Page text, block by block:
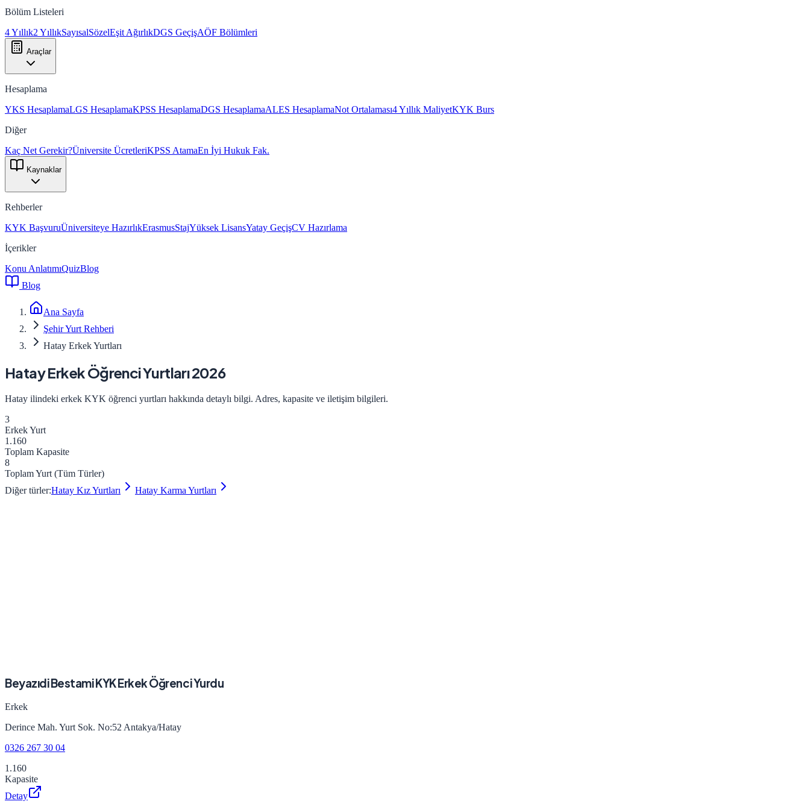
Bölüm Listeleri
4 Yıllık2 YıllıkSayısalSözelEşit AğırlıkDGS GeçişAÖF Bölümleri
Araçlar
Hesaplama
YKS HesaplamaLGS HesaplamaKPSS HesaplamaDGS HesaplamaALES HesaplamaNot Ortalaması4 Yıllık MaliyetKYK Burs
Diğer
Kaç Net Gerekir?Üniversite ÜcretleriKPSS AtamaEn İyi Hukuk Fak.
Kaynaklar
Rehberler
KYK BaşvuruÜniversiteye HazırlıkErasmusStajYüksek LisansYatay GeçişCV Hazırlama
İçerikler
Konu AnlatımıQuizBlog
Blog
Ana Sayfa
Şehir Yurt Rehberi
Hatay Erkek Yurtları
HatayErkekÖğrenci Yurtları 2026
Hatay ilindeki erkek KYK öğrenci yurtları hakkında detaylı bilgi. Adres, kapasite ve iletişim bilgileri.
3
ErkekYurt
1.160
Toplam Kapasite
8
Toplam Yurt (Tüm Türler)
Diğer türler:Hatay KızYurtları Hatay Karma Yurtları
Beyazıdi Bestami KYK Erkek Öğrenci Yurdu
Erkek
Derince Mah. Yurt Sok. No:52 Antakya/Hatay
0326 267 30 04
1.160
Kapasite
Detay